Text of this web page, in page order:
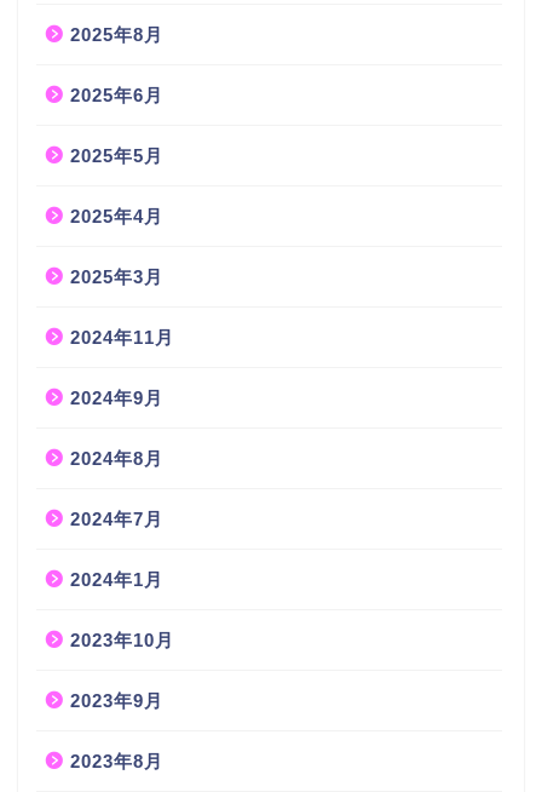
2025年8月
2025年6月
2025年5月
2025年4月
2025年3月
2024年11月
2024年9月
2024年8月
2024年7月
2024年1月
2023年10月
2023年9月
2023年8月